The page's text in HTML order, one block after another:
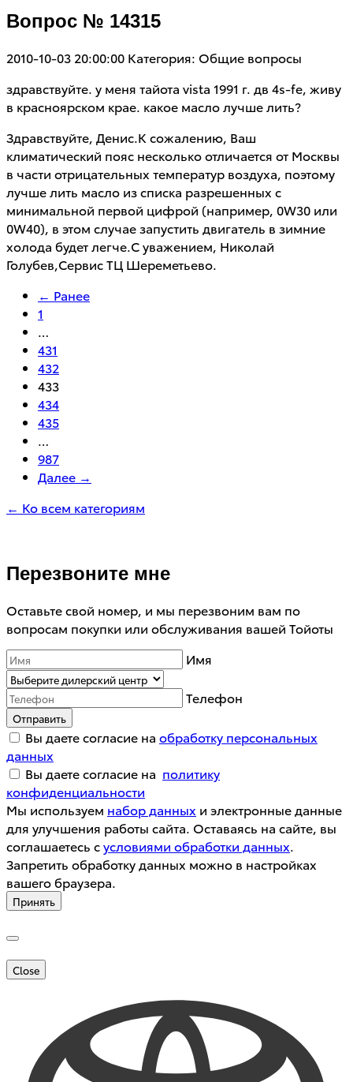
Вопрос № 14315
2010-10-03 20:00:00 Категория: Общие вопросы
здравствуйте. у меня тайота vista 1991 г. дв 4s-fe, живу
в красноярском крае. какое масло лучше лить?
Здравствуйте, Денис.К сожалению, Ваш
климатический пояс несколько отличается от Москвы
в части отрицательных температур воздуха, поэтому
лучше лить масло из списка разрешенных с
минимальной первой цифрой (например, 0W30 или
0W40), в этом случае запустить двигатель в зимние
холода будет легче.С уважением, Николай
Голубев,Сервис ТЦ Шереметьево.
← Ранее
1
…
431
432
433
434
435
…
987
Далее →
← Ко всем категориям
Перезвоните мне
Оставьте свой номер, и мы перезвоним вам по
вопросам покупки или обслуживания вашей Тойоты
Имя
Телефон
Отправить
Вы даете согласие на обработку персональных
данных
Вы даете согласие на политику
конфиденциальности
Мы используем набор данных и электронные данные
для улучшения работы сайта. Оставаясь на сайте, вы
соглашаетесь сусловиями обработки данных.
Запретить обработку данных можно в настройках
вашего браузера.
Принять
Close